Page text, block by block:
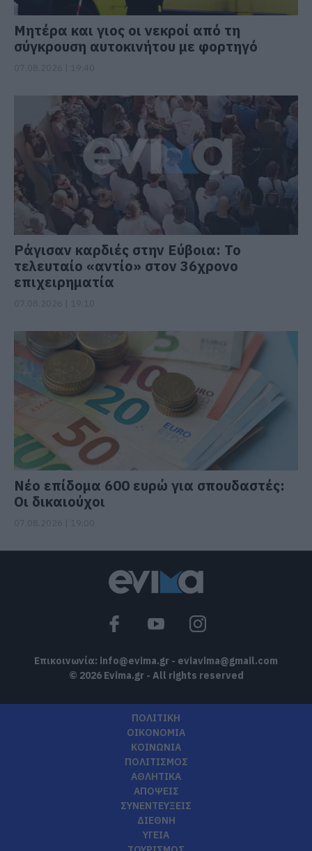
Μητέρα και γιος οι νεκροί από τη
σύγκρουση αυτοκινήτου με φορτηγό
Ράγισαν καρδιές στην Εύβοια: Το
τελευταίο «αντίο» στον 36χρονο
επιχειρηματία
Νέο επίδομα 600 ευρώ για σπουδαστές:
Οι δικαιούχοι
Επικοινωνία: info@evima.gr - eviavima@gmail.com
© 2026 Evima.gr - All rights reserved
ΠΟΛΙΤΙΚΗ
ΟΙΚΟΝΟΜΙΑ
ΚΟΙΝΩΝΙΑ
ΠΟΛΙΤΙΣΜΟΣ
ΑΘΛΗΤΙΚΑ
ΑΠΟΨΕΙΣ
ΣΥΝΕΝΤΕΥΞΕΙΣ
ΔΙΕΘΝΗ
ΥΓΕΙΑ